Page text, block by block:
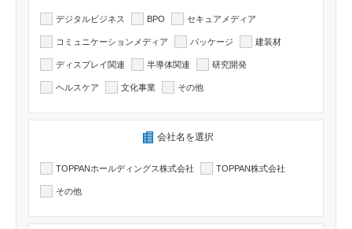
デジタルビジネス BPO セキュアメディア
コミュニケーションメディア パッケージ 建装材
ディスプレイ関連 半導体関連 研究開発
ヘルスケア 文化事業 その他
検索したい記事の会社名を選択出来ます
会社名を選択
TOPPANホールディングス株式会社 TOPPAN株式会社
その他